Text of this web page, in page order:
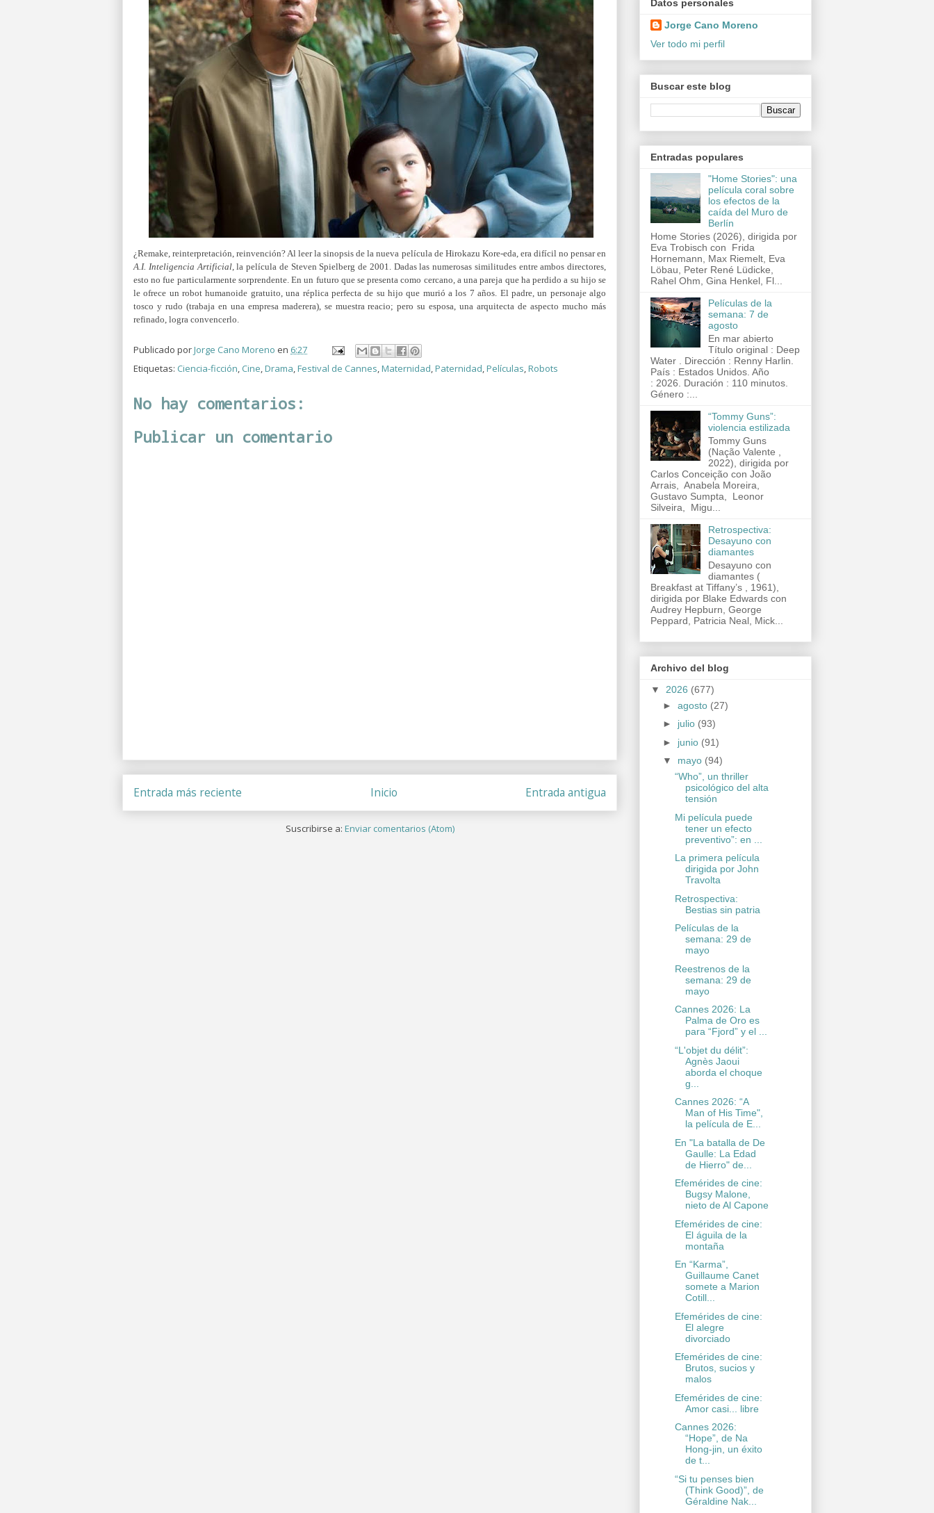
¿Remake, reinterpretación, reinvención? Al leer la sinopsis de la nueva película de Hirokazu Kore-eda, era difícil no pensar en
A.I. Inteligencia Artificial, la película de Steven Spielberg de 2001. Dadas las numerosas similitudes entre ambos directores,
esto no fue particularmente sorprendente. En un futuro que se presenta como cercano, a una pareja que ha perdido a su hijo se
le ofrece un robot humanoide gratuito, una réplica perfecta de su hijo que murió a los 7 años. El padre, un personaje algo
tosco y rudo (trabaja en una empresa maderera), se muestra reacio; pero su esposa, una arquitecta de aspecto mucho más
refinado, logra convencerlo.
Publicado porJorge Cano Moreno en 6:27
Etiquetas: Ciencia-ficción, Cine,Drama,Festival de Cannes,Maternidad,Paternidad,Películas,Robots
No hay comentarios:
Publicar un comentario
Entrada más reciente Entrada antigua
Inicio
Suscribirse a: Enviar comentarios (Atom)
Datos personales
Jorge Cano Moreno
Ver todo mi perfil
Buscar este blog
Entradas populares
"Home Stories": una
película coral sobre
los efectos de la
caída del Muro de
Berlín
Home Stories (2026), dirigida por
Eva Trobisch con Frida
Hornemann, Max Riemelt, Eva
Löbau, Peter René Lüdicke,
Rahel Ohm, Gina Henkel, Fl...
Películas de la
semana: 7 de
agosto
En mar abierto
Título original : Deep
Water . Dirección : Renny Harlin.
País : Estados Unidos. Año
: 2026. Duración : 110 minutos.
Género :...
“Tommy Guns”:
violencia estilizada
Tommy Guns
(Nação Valente ,
2022), dirigida por
Carlos Conceição con João
Arrais, Anabela Moreira,
Gustavo Sumpta, Leonor
Silveira, Migu...
Retrospectiva:
Desayuno con
diamantes
Desayuno con
diamantes (
Breakfast at Tiffany’s , 1961),
dirigida por Blake Edwards con
Audrey Hepburn, George
Peppard, Patricia Neal, Mick...
Archivo del blog
▼ 2026 (677)
► agosto (27)
► julio (93)
► junio (91)
▼ mayo (94)
“Who”, un thriller
psicológico del alta
tensión
Mi película puede
tener un efecto
preventivo”: en ...
La primera película
dirigida por John
Travolta
Retrospectiva:
Bestias sin patria
Películas de la
semana: 29 de
mayo
Reestrenos de la
semana: 29 de
mayo
Cannes 2026: La
Palma de Oro es
para “Fjord” y el ...
“L'objet du délit”:
Agnès Jaoui
aborda el choque
g...
Cannes 2026: “A
Man of His Time",
la película de E...
En "La batalla de De
Gaulle: La Edad
de Hierro" de...
Efemérides de cine:
Bugsy Malone,
nieto de Al Capone
Efemérides de cine:
El águila de la
montaña
En “Karma”,
Guillaume Canet
somete a Marion
Cotill...
Efemérides de cine:
El alegre
divorciado
Efemérides de cine:
Brutos, sucios y
malos
Efemérides de cine:
Amor casi... libre
Cannes 2026:
“Hope”, de Na
Hong-jin, un éxito
de t...
“Si tu penses bien
(Think Good)”, de
Géraldine Nak...